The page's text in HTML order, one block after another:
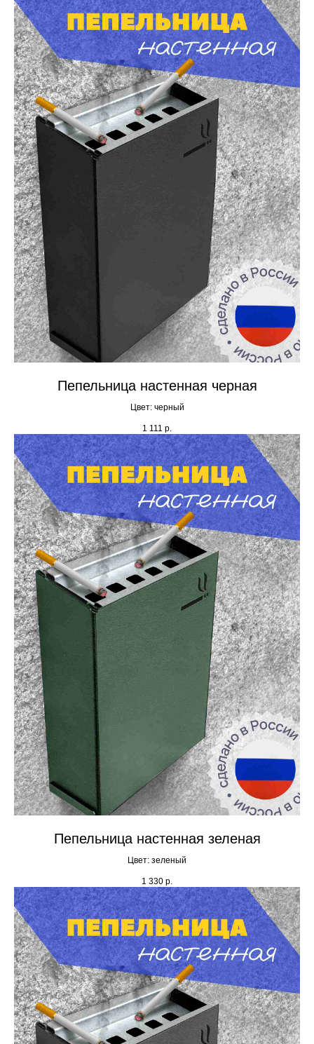
Пепельница настенная черная
Цвет: черный
1 111 р.
Пепельница настенная зеленая
Цвет: зеленый
1 330 р.